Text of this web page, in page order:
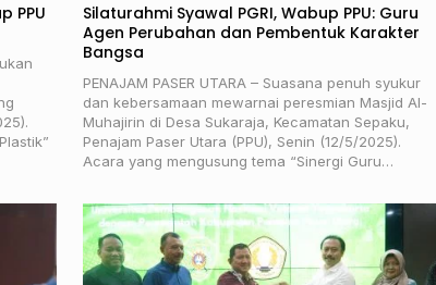
PPU
Silaturahmi Syawal PGRI, Wabup PPU: Guru
Agen Perubahan dan Pembentuk Karakter
Bangsa
PENAJAM PASER UTARA – Suasana penuh syukur
dan kebersamaan mewarnai peresmian Masjid Al-
Muhajirin di Desa Sukaraja, Kecamatan Sepaku,
Penajam Paser Utara (PPU), Senin (12/5/2025).
Acara yang mengusung tema “Sinergi Guru…